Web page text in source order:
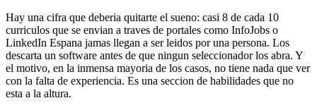
Hay una cifra que deberia quitarte el sueno: casi 8 de cada 10
curriculos que se envian a traves de portales como InfoJobs o
LinkedIn Espana jamas llegan a ser leidos por una persona. Los
descarta un software antes de que ningun seleccionador los abra. Y
el motivo, en la inmensa mayoria de los casos, no tiene nada que ver
con la falta de experiencia. Es una seccion de habilidades que no
esta a la altura.